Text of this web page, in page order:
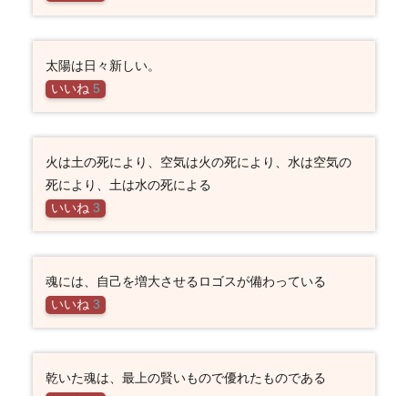
太陽は日々新しい。
いいね 5
火は土の死により、空気は火の死により、水は空気の
死により、土は水の死による
いいね 3
魂には、自己を増大させるロゴスが備わっている
いいね 3
乾いた魂は、最上の賢いもので優れたものである